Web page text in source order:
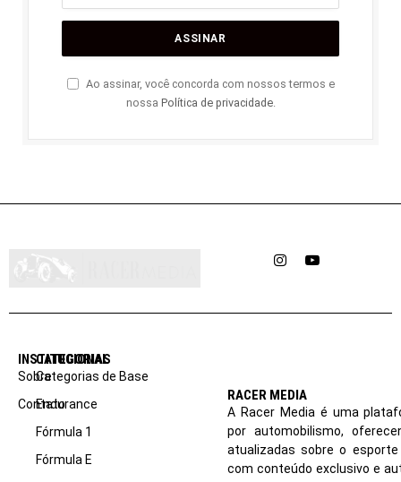
Ao assinar, você concorda com nossos termos e
nossa Política de privacidade.
InstagramYouTube
INSTITUCIONAL
Sobre
Contato
CATEGORIAS
Categorias de Base
Endurance
Fórmula 1
Fórmula E
RACER MEDIA
A Racer Media é uma
por automobilismo,
atualizadas sobre o
com conteúdo exclusivo e